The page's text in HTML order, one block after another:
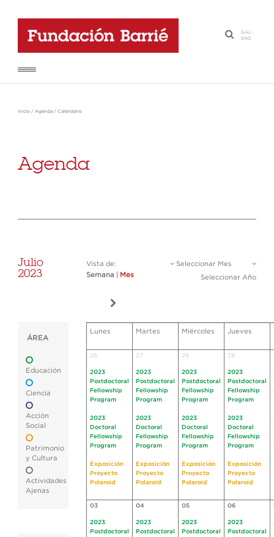
·
GAL-
ENG
Inicio / Agenda / Calendario
Agenda
Julio
2023
Vista de:
Semana
Mes
Seleccionar Mes
Seleccionar Año
ÁREA
Educación
Ciencia
Acción
Social
Patrimonio
y Cultura
Actividades
Ajenas
Lunes Martes Miércoles Jueves
26
2023
Postdoctoral
Fellowship
Program
2023
Doctoral
Fellowship
Program
Exposición
Proyecto
Polaroid
27
2023
Postdoctoral
Fellowship
Program
2023
Doctoral
Fellowship
Program
Exposición
Proyecto
Polaroid
28
2023
Postdoctoral
Fellowship
Program
2023
Doctoral
Fellowship
Program
Exposición
Proyecto
Polaroid
29
2023
Postdoctoral
Fellowship
Program
2023
Doctoral
Fellowship
Program
Exposición
Proyecto
Polaroid
03
2023
Postdoctoral
04
2023
Postdoctoral
05
2023
Postdoctoral
06
2023
Postdoctoral